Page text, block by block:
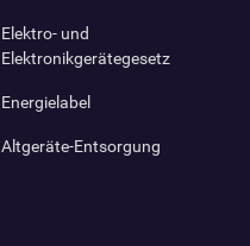
Elektro- und
Elektronikgerätegesetz
Energielabel
Altgeräte-Entsorgung